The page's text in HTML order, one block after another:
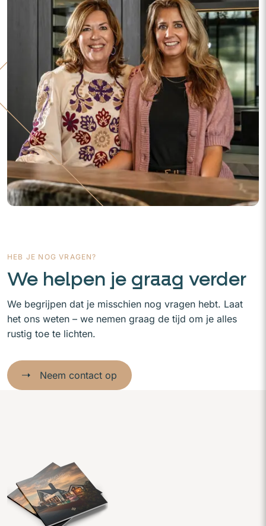
HEB JE NOG VRAGEN?
We helpen je graag verder
We begrijpen dat je misschien nog vragen hebt. Laat
het ons weten – we nemen graag de tijd om je alles
rustig toe te lichten.
Neem contact op